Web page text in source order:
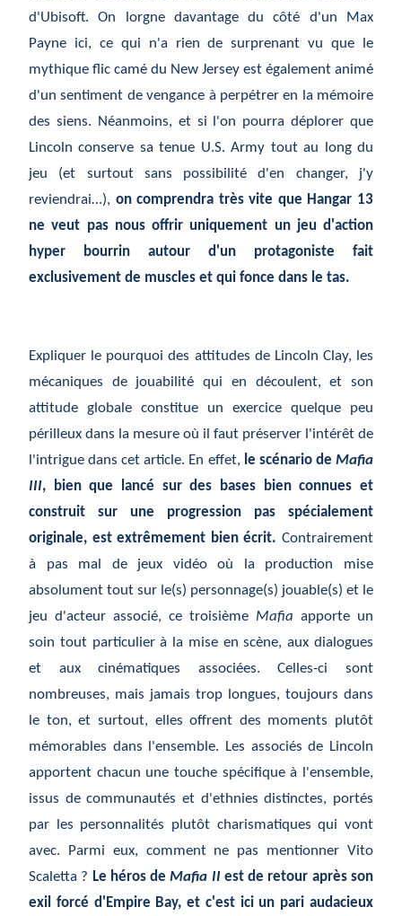
d'Ubisoft. On lorgne davantage du côté d'un Max
Payne ici, ce qui n'a rien de surprenant vu que le
mythique flic camé du New Jersey est également animé
d'un sentiment de vengance à perpétrer en la mémoire
des siens. Néanmoins, et si l'on pourra déplorer que
Lincoln conserve sa tenue U.S. Army tout au long du
jeu (et surtout sans possibilité d'en changer, j'y
reviendrai…), on comprendra très vite que Hangar 13
ne veut pas nous offrir uniquement un jeu d'action
hyper bourrin autour d'un protagoniste fait
exclusivement de muscles et qui fonce dans le tas.
Expliquer le pourquoi des attitudes de Lincoln Clay, les
mécaniques de jouabilité qui en découlent, et son
attitude globale constitue un exercice quelque peu
périlleux dans la mesure où il faut préserver l'intérêt de
l'intrigue dans cet article. En effet, le scénario deMafia
III, bien que lancé sur des bases bien connues et
construit sur une progression pas spécialement
originale, est extrêmement bien écrit. Contrairement
à pas mal de jeux vidéo où la production mise
absolument tout sur le(s) personnage(s) jouable(s) et le
jeu d'acteur associé, ce troisième Mafia apporte un
soin tout particulier à la mise en scène, aux dialogues
et aux cinématiques associées. Celles-ci sont
nombreuses, mais jamais trop longues, toujours dans
le ton, et surtout, elles offrent des moments plutôt
mémorables dans l'ensemble. Les associés de Lincoln
apportent chacun une touche spécifique à l'ensemble,
issus de communautés et d'ethnies distinctes, portés
par les personnalités plutôt charismatiques qui vont
avec. Parmi eux, comment ne pas mentionner Vito
Scaletta ? Le héros deMafia IIest de retour après son
exil forcé d'Empire Bay, et c'est ici un pari audacieux